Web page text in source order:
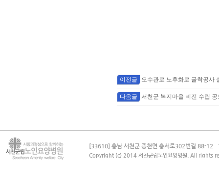
이전글 오수관로 노후화로 굴착공사
다음글 서천군 복지마을 비전 수립
[33610] 충남 서천군 종천면 충서로302번길 88-12
Copyright (c) 2014 서천군립노인요양병원. All rights